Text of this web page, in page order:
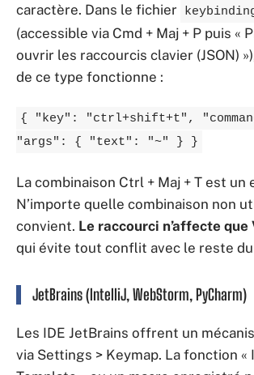
caractère. Dans le fichier
(accessible via Cmd + Maj + P puis «
ouvrir les raccourcis clavier (JSON)
de ce type fonctionne :
{ "key": "ctrl+shift+t",
"args": { "text": "~" } }
La combinaison Ctrl + Maj + T est un
N’importe quelle combinaison non
convient. Le raccourci n’affecte que
qui évite tout conflit avec le reste
JetBrains (IntelliJ, WebStorm, PyCharm)
Les IDE JetBrains offrent un
via Settings > Keymap. La fonction «